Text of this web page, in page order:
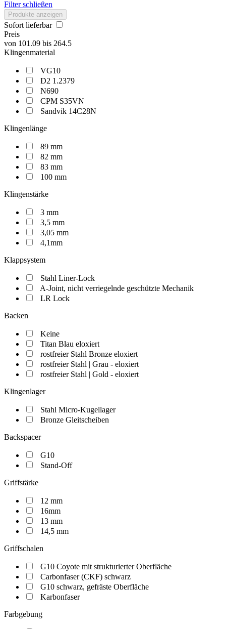
Filter schließen
Produkte anzeigen
Sofort lieferbar
Preis
von 101.09 bis 264.5
Klingenmaterial
VG10
D2 1.2379
N690
CPM S35VN
Sandvik 14C28N
Klingenlänge
89 mm
82 mm
83 mm
100 mm
Klingenstärke
3 mm
3,5 mm
3,05 mm
4,1mm
Klappsystem
Stahl Liner-Lock
A-Joint, nicht verriegelnde geschützte Mechanik
LR Lock
Backen
Keine
Titan Blau eloxiert
rostfreier Stahl Bronze eloxiert
rostfreier Stahl | Grau - eloxiert
rostfreier Stahl | Gold - eloxiert
Klingenlager
Stahl Micro-Kugellager
Bronze Gleitscheiben
Backspacer
G10
Stand-Off
Griffstärke
12 mm
16mm
13 mm
14,5 mm
Griffschalen
G10 Coyote mit strukturierter Oberfläche
Carbonfaser (CKF) schwarz
G10 schwarz, gefräste Oberfläche
Karbonfaser
Farbgebung